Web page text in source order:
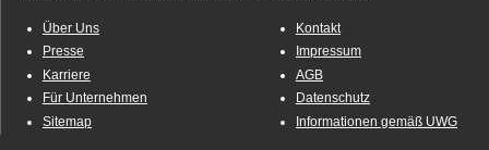
Über Uns
Presse
Karriere
Für Unternehmen
Sitemap
Kontakt
Impressum
AGB
Datenschutz
Informationen gemäß UWG